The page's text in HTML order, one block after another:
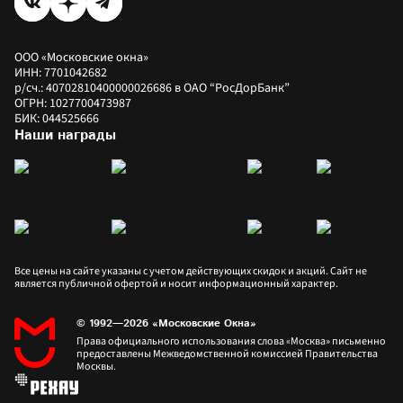
ООО «Московские окна»
ИНН: 7701042682
БИК: 044525666
р/сч.: 40702810400000026686 в ОАО “РосДорБанк”
ОГРН: 1027700473987
Наши награды
Все цены на сайте указаны с учетом действующих скидок и акций. Сайт не
является публичной офертой и носит информационный характер.
© 1992—2026 «Московские Окна»
Права официального использования слова «Москва» письменно
предоставлены Межведомственной комиссией Правительства
Москвы.